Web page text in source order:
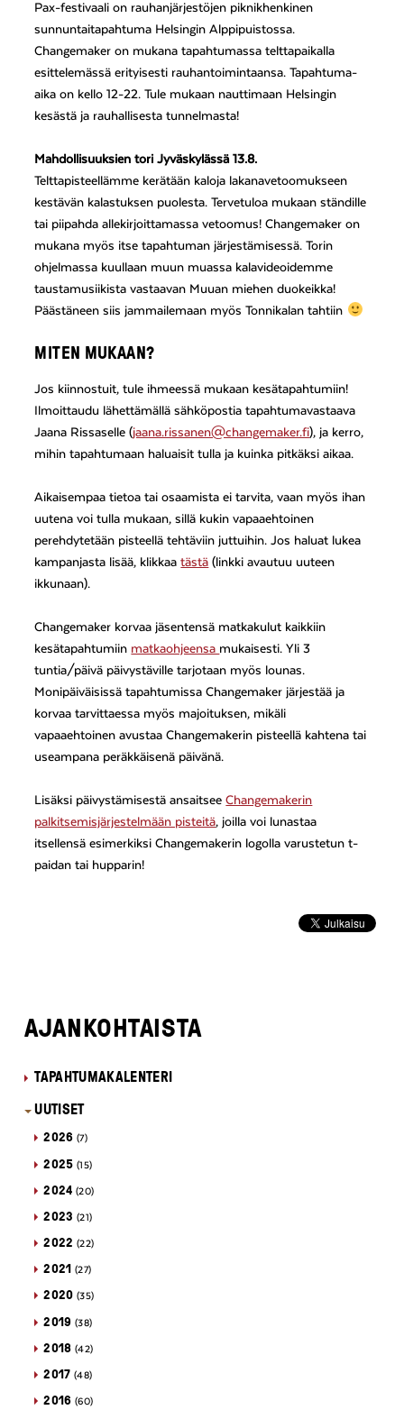
Pax-festivaali on rauhanjärjestöjen piknikhenkinen
sunnuntaitapahtuma Helsingin Alppipuistossa.
Changemaker on mukana tapahtumassa telttapaikalla
esittelemässä erityisesti rauhantoimintaansa. Tapahtuma-
aika on kello 12-22. Tule mukaan nauttimaan Helsingin
kesästä ja rauhallisesta tunnelmasta!
Mahdollisuuksien tori Jyväskylässä 13.8.
Telttapisteellämme kerätään kaloja lakanavetoomukseen
kestävän kalastuksen puolesta. Tervetuloa mukaan ständille
tai piipahda allekirjoittamassa vetoomus! Changemaker on
mukana myös itse tapahtuman järjestämisessä. Torin
ohjelmassa kuullaan muun muassa kalavideoidemme
taustamusiikista vastaavan Muuan miehen duokeikka!
Päästäneen siis jammailemaan myös Tonnikalan tahtiin
MITEN MUKAAN?
Jos kiinnostuit, tule ihmeessä mukaan kesätapahtumiin!
Ilmoittaudu lähettämällä sähköpostia tapahtumavastaava
Jaana Rissaselle (jaana.rissanen@changemaker.fi), ja kerro,
mihin tapahtumaan haluaisit tulla ja kuinka pitkäksi aikaa.
Aikaisempaa tietoa tai osaamista ei tarvita, vaan myös ihan
uutena voi tulla mukaan, sillä kukin vapaaehtoinen
perehdytetään pisteellä tehtäviin juttuihin. Jos haluat lukea
kampanjasta lisää, klikkaatästä (linkki avautuu uuteen
ikkunaan).
Changemaker korvaa jäsentensä matkakulut kaikkiin
kesätapahtumiin matkaohjeensa mukaisesti. Yli 3
tuntia/päivä päivystäville tarjotaan myös lounas.
Monipäiväisissä tapahtumissa Changemaker järjestää ja
korvaa tarvittaessa myös majoituksen, mikäli
vapaaehtoinen avustaa Changemakerin pisteellä kahtena tai
useampana peräkkäisenä päivänä.
Lisäksi päivystämisestä ansaitseeChangemakerin
palkitsemisjärjestelmään pisteitä, joilla voi lunastaa
itsellensä esimerkiksi Changemakerin logolla varustetun t-
paidan tai hupparin!
AJANKOHTAISTA
TAPAHTUMAKALENTERI
UUTISET
2026 (7)
2025 (15)
2024 (20)
2023 (21)
2022 (22)
2021 (27)
2020 (35)
2019 (38)
2018 (42)
2017 (48)
2016 (60)